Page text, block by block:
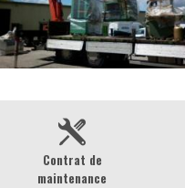
Contrat de
maintenance